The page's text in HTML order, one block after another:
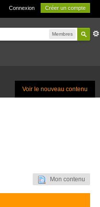
Connexion Créer un compte
Membres
Voir le nouveau contenu
Mon contenu